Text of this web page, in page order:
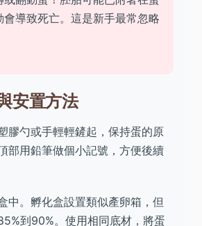
會導致死亡。這是新手最常忽略
安置方法
膠勺或手輕輕鏟起，保持蛋的原
部用鉛筆做個小記號，方便後續
中。孵化盒設置類似產卵箱，但
到90%。使用相同底材，將蛋